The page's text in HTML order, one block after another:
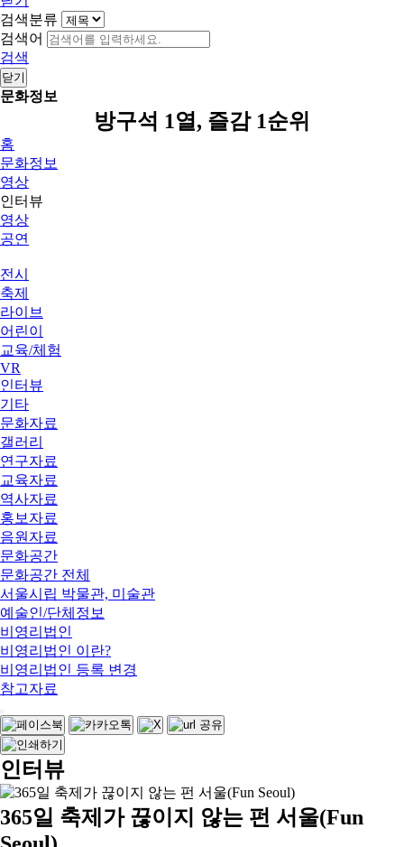
검색분류
검색어
검색
닫기
문화정보
방구석 1열, 즐감 1순위
홈
문화정보
영상
인터뷰
영상
공연
전시
축제
라이브
어린이
교육/체험
VR
인터뷰
기타
문화자료
갤러리
연구자료
교육자료
역사자료
홍보자료
음원자료
문화공간
문화공간 전체
서울시립 박물관, 미술관
예술인/단체정보
비영리법인
비영리법인 이란?
비영리법인 등록 변경
참고자료
인터뷰
365일 축제가 끊이지 않는 펀 서울(Fun